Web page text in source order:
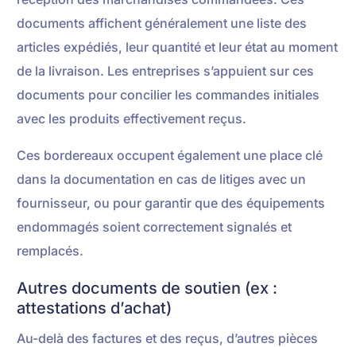
documents affichent généralement une liste des
articles expédiés, leur quantité et leur état au moment
de la livraison. Les entreprises s’appuient sur ces
documents pour concilier les commandes initiales
avec les produits effectivement reçus.
Ces bordereaux occupent également une place clé
dans la documentation en cas de litiges avec un
fournisseur, ou pour garantir que des équipements
endommagés soient correctement signalés et
remplacés.
Autres documents de soutien (ex :
attestations d’achat)
Au-delà des factures et des reçus, d’autres pièces